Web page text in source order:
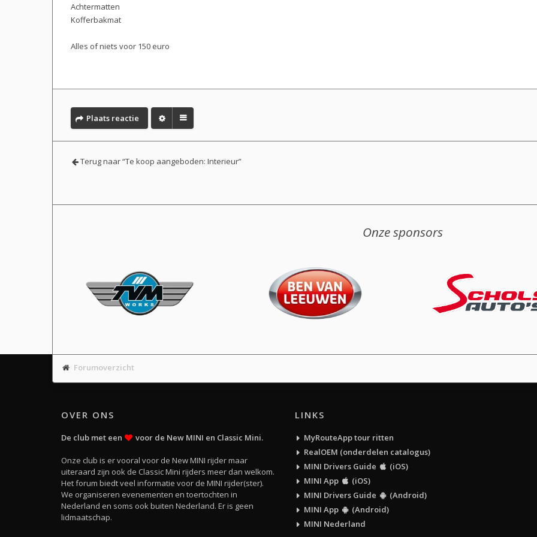
Achtermatten
Kofferbakmat
Alles of niets voor 150 euro
Plaats reactie
Terug naar “Te koop aangeboden: Interieur”
Onze sponsors
Forumoverzicht
OVER ONS
De club met een voor de New MINI en Classic Mini.
Onze club is er vooral voor de New MINI rijder maar
uiteraard zijn ook de Classic Mini rijders meer dan welkom.
Het forum biedt veel informatie voor de MINI rijder(ster).
We organiseren evenementen en toertochten in
Nederland en soms ook buiten Nederland. Er is geen
lidmaatschap.
LINKS
MyRouteApp tour ritten
RealOEM (onderdelen catalogus)
MINI Drivers Guide
(iOS)
MINI App
(iOS)
MINI Drivers Guide
(Android)
MINI App
(Android)
MINI Nederland